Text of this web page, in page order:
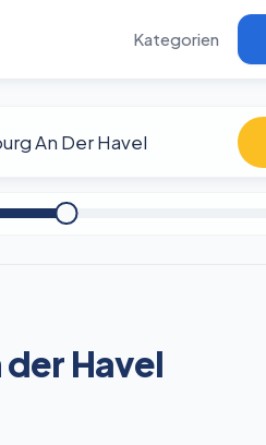
Kategorien
Havel